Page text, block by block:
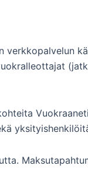
verkkopalvelun